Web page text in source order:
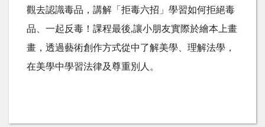
觀去認識毒品，講解「拒毒六招」學習如何拒絕毒
品、一起反毒！課程最後,讓小朋友實際於繪本上畫
畫，透過藝術創作方式從中了解美學、理解法學，
在美學中學習法律及尊重別人。